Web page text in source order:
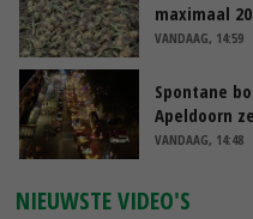
maximaal
VANDAAG, 14:59
Spontane
Apeldoorn
VANDAAG, 14:48
NIEUWSTE VIDEO'S